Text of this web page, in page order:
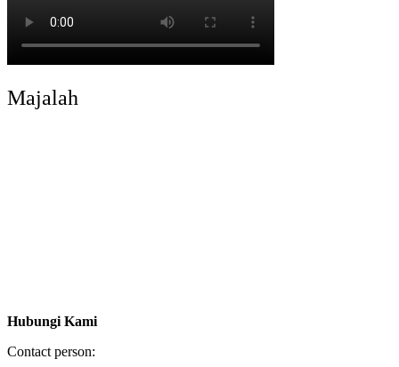
Majalah
Hubungi Kami
Contact person: